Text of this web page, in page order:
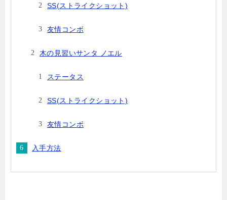
SS(ストライクショット)
友情コンボ
木の見習いサンタ ノエル
ステータス
SS(ストライクショット)
友情コンボ
入手方法